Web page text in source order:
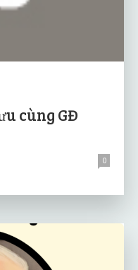
cùng GĐ
0